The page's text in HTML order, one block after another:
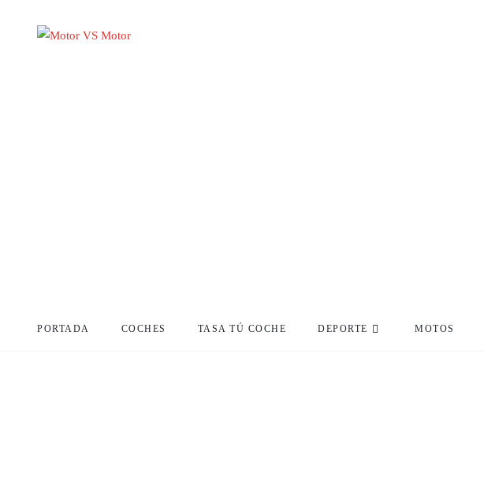
PORTADA COCHES TASA TÚ COCHE DEPORTE MOTOS